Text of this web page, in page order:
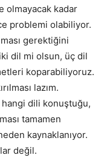
olmayacak kadar
problemi olabiliyor.
gerektiğini
dil mi olsun, üç dil
koparabiliyoruz.
lazım.
hangi dili konuştuğu,
tamamen
kaynaklanıyor.
değil.